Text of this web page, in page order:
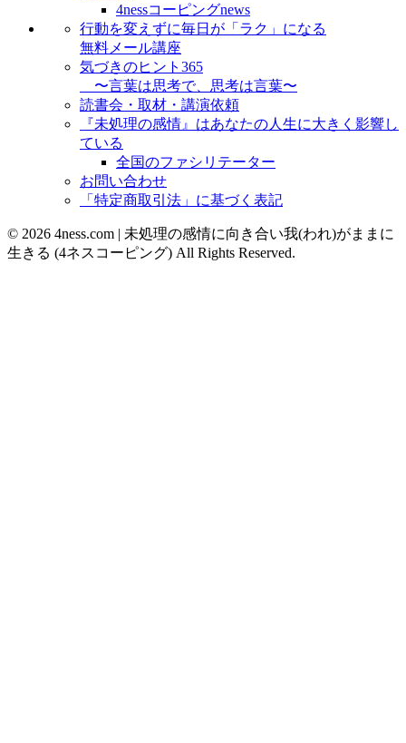
4nessコーピングnews
行動を変えずに毎日が「ラク」になる
無料メール講座
気づきのヒント365
〜言葉は思考で、思考は言葉〜
読書会・取材・講演依頼
『未処理の感情』はあなたの人生に大きく影響し
ている
全国のファシリテーター
お問い合わせ
「特定商取引法」に基づく表記
© 2026 4ness.com | 未処理の感情に向き合い我(われ)がままに
生きる (4ネスコーピング) All Rights Reserved.